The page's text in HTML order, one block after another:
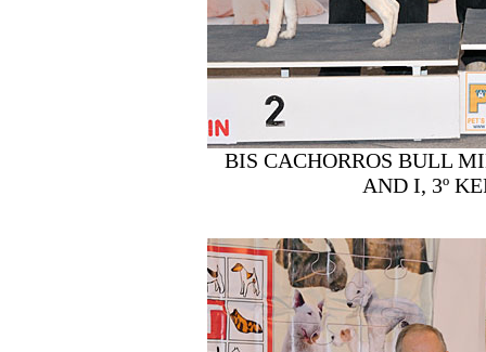
BIS CACHORROS BULL
AND I, 3º